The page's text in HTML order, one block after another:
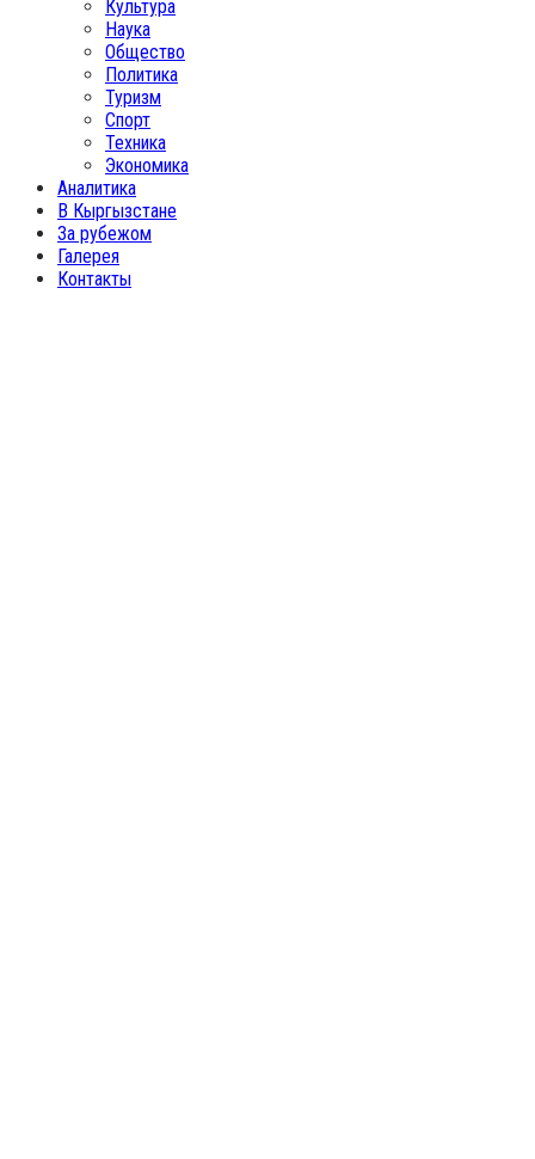
Культура
Наука
Общество
Политика
Туризм
Спорт
Техника
Экономика
Аналитика
В Кыргызстане
За рубежом
Галерея
Контакты